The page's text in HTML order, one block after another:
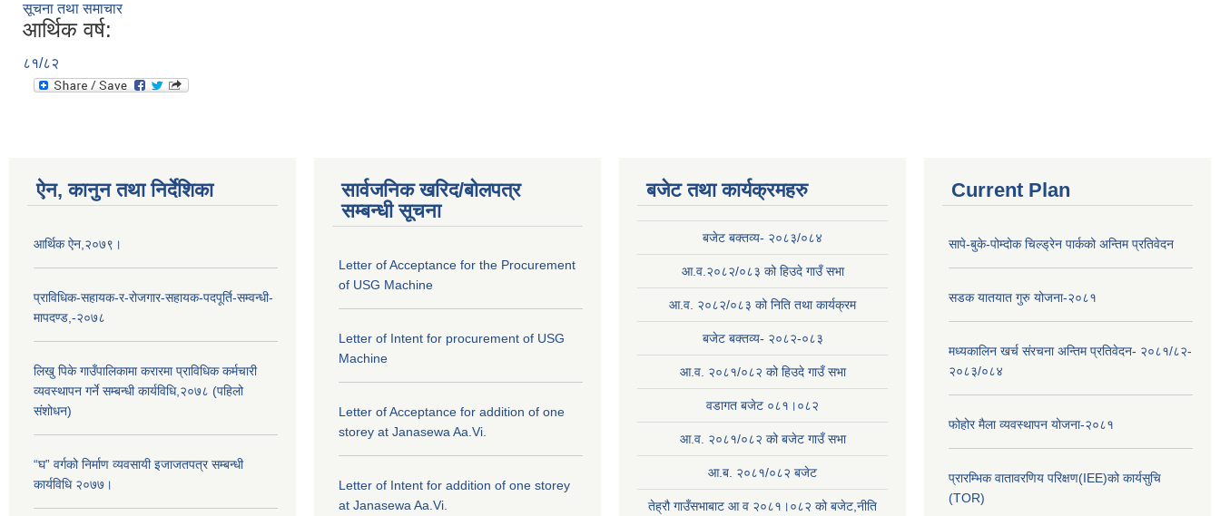
सूचना तथा समाचार
आर्थिक वर्ष:
८१/८२
ऐन, कानुन तथा निर्देशिका
आर्थिक ऐन,२०७९।
प्राविधिक-सहायक-र-रोजगार-सहायक-पदपूर्ति-सम्वन्धी-
मापदण्ड,-२०७८
लिखु पिके गाउँपालिकामा करारमा प्राविधिक कर्मचारी
व्यवस्थापन गर्ने सम्बन्धी कार्यविधि,२०७८ (पहिलो
संशोधन)
“घ” वर्गको निर्माण व्यवसायी इजाजतपत्र सम्बन्धी
कार्यविधि २०७७।
सार्वजनिक खरिद/बोलपत्र
सम्बन्धी सूचना
Letter of Acceptance for the Procurement
of USG Machine
Letter of Intent for procurement of USG
Machine
Letter of Acceptance for addition of one
storey at Janasewa Aa.Vi.
Letter of Intent for addition of one storey
at Janasewa Aa.Vi.
बजेट तथा कार्यक्रमहरु
बजेट बक्तव्य- २०८३/०८४
आ.व.२०८२/०८३ को हिउदे गाउँ सभा
आ.व. २०८२/०८३ को निति तथा कार्यक्रम
बजेट बक्तव्य- २०८२-०८३
आ.व. २०८१/०८२ को हिउदे गाउँ सभा
वडागत बजेट ०८१।०८२
आ.व. २०८१/०८२ को बजेट गाउँ सभा
आ.ब. २०८१/०८२ बजेट
तेह्रौ गाउँसभाबाट आ व २०८१।०८२ को बजेट,नीति
Current Plan
सापे-बुके-पोम्दोक चिल्ड्रेन पार्कको अन्तिम प्रतिवेदन
सडक यातयात गुरु योजना-२०८१
मध्यकालिन खर्च संरचना अन्तिम प्रतिवेदन- २०८१/८२-
२०८३/०८४
फोहोर मैला व्यवस्थापन योजना-२०८१
प्रारम्भिक वातावरणिय परिक्षण(IEE)को कार्यसुचि
(TOR)